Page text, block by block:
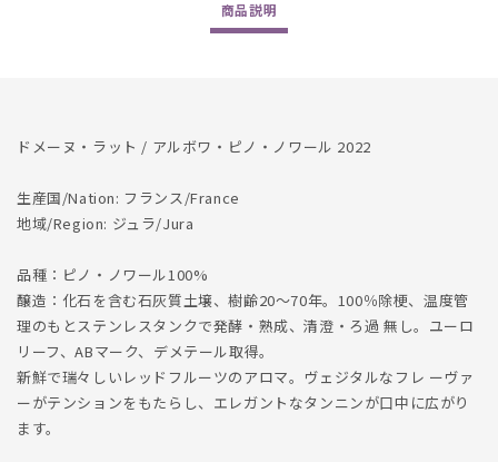
ら
や
商品説明
ドメーヌ・ラット / アルボワ・ピノ・ノワール 2022
生産国/Nation: フランス/France
地域/Region: ジュラ/Jura
品種：ピノ・ノワール100%
醸造：化石を含む石灰質土壌、樹齢20～70年。100％除梗、温度管
理のもとステンレスタンクで発酵・熟成、清澄・ろ過 無し。ユーロ
リーフ、ABマーク、デメテール取得。
新鮮で瑞々しいレッドフルーツのアロマ。ヴェジタルなフレ ーヴァ
ーがテンションをもたらし、エレガントなタンニンが口中に広がり
ます。